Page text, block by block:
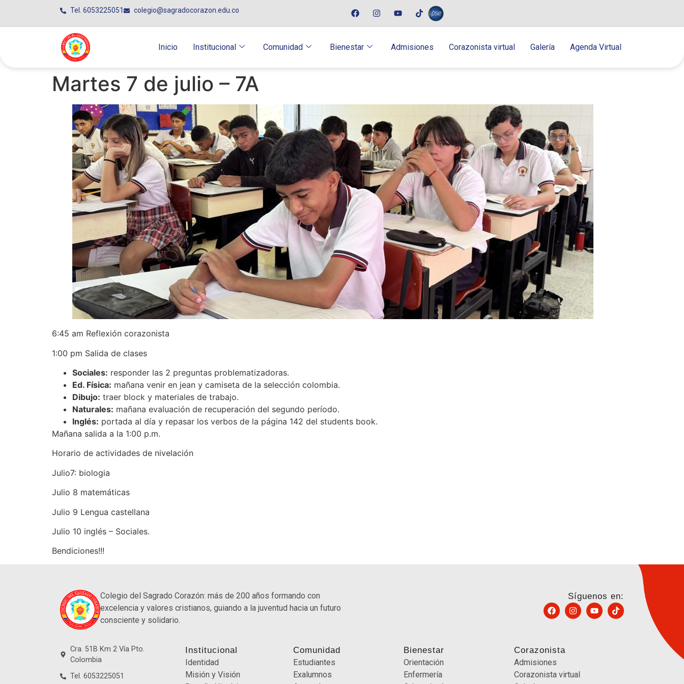
Tel. 6053225051 colegio@sagradocorazon.edu.co
Inicio Institucional Comunidad Bienestar Admisiones Corazonista virtual Galería Agenda Virtual
Martes 7 de julio – 7A
6:45 am Reflexión corazonista
1:00 pm Salida de clases
Sociales: responder las 2 preguntas problematizadoras.
Ed. Física: mañana venir en jean y camiseta de la selección colombia.
Dibujo: traer block y materiales de trabajo.
Naturales: mañana evaluación de recuperación del segundo período.
Inglés: portada al día y repasar los verbos de la página 142 del students book.
Mañana salida a la 1:00 p.m.
Horario de actividades de nivelación
Julio7: biologia
Julio 8 matemáticas
Julio 9 Lengua castellana
Julio 10 inglés – Sociales.
Bendiciones!!!
Colegio del Sagrado Corazón: más de 200 años formando con
excelencia y valores cristianos, guiando a la juventud hacia un futuro
consciente y solidario.
Síguenos en:
Cra. 51B Km 2 Vía Pto.
Colombia
Tel. 6053225051
Institucional
Identidad
Misión y Visión
Comunidad
Estudiantes
Exalumnos
Bienestar
Orientación
Enfermería
Corazonista
Admisiones
Corazonista virtual